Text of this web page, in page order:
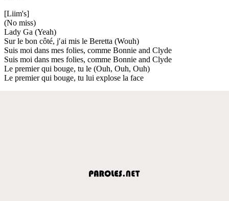
[Liim's]
(No miss)
Lady Ga (Yeah)
Sur le bon côté, j′ai mis le Beretta (Wouh)
Suis moi dans mes folies, comme Bonnie and Clyde
Suis moi dans mes folies, comme Bonnie and Clyde
Le premier qui bouge, tu le (Ouh, Ouh, Ouh)
Le premier qui bouge, tu lui explose la face